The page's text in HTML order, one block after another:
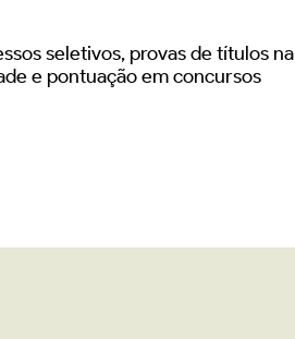
seletivos, provas de títulos na
e pontuação em concursos